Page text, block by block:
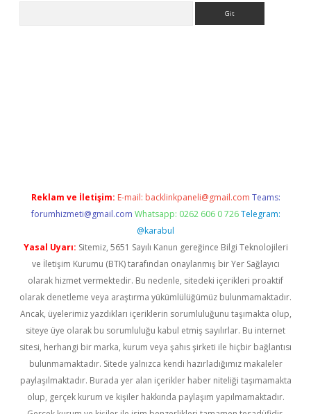
Reklam ve İletişim: E-mail: backlinkpaneli@gmail.com Teams:
forumhizmeti@gmail.com Whatsapp: 0262 606 0 726 Telegram:
@karabul
Yasal Uyarı: Sitemiz, 5651 Sayılı Kanun gereğince Bilgi Teknolojileri
ve İletişim Kurumu (BTK) tarafından onaylanmış bir Yer Sağlayıcı
olarak hizmet vermektedir. Bu nedenle, sitedeki içerikleri proaktif
olarak denetleme veya araştırma yükümlülüğümüz bulunmamaktadır.
Ancak, üyelerimiz yazdıkları içeriklerin sorumluluğunu taşımakta olup,
siteye üye olarak bu sorumluluğu kabul etmiş sayılırlar. Bu internet
sitesi, herhangi bir marka, kurum veya şahıs şirketi ile hiçbir bağlantısı
bulunmamaktadır. Sitede yalnızca kendi hazırladığımız makaleler
paylaşılmaktadır. Burada yer alan içerikler haber niteliği taşımamakta
olup, gerçek kurum ve kişiler hakkında paylaşım yapılmamaktadır.